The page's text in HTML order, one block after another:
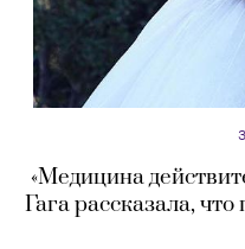
«Медицина
Гага рассказала,